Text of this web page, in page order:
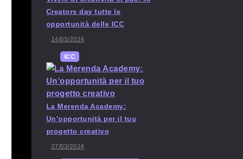
Creators day tutte le
opportunità delle ICC
14/05/2024
ICC
La Merenda Academy:
Un’opportunità per il tuo
progetto creativo
27/03/2024